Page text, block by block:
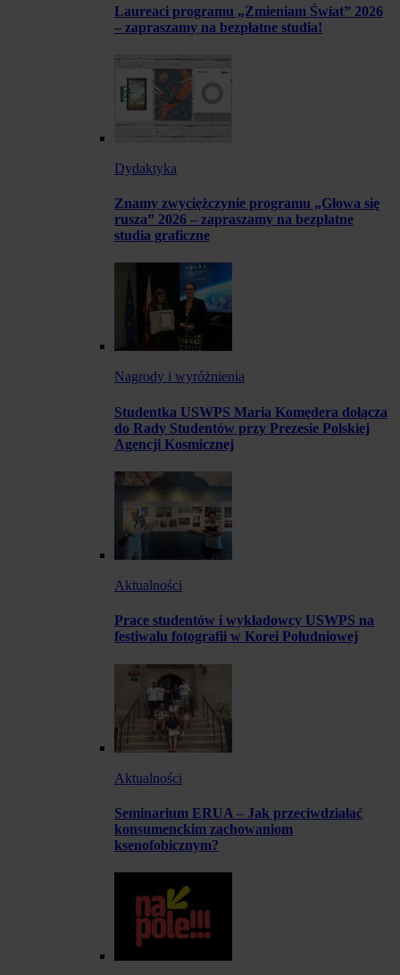
Laureaci programu „Zmieniam Świat” 2026
– zapraszamy na bezpłatne studia!
Dydaktyka
Znamy zwyciężczynie programu „Głowa się
rusza” 2026 – zapraszamy na bezpłatne
studia graficzne
Nagrody i wyróżnienia
Studentka USWPS Maria Komędera dołącza
do Rady Studentów przy Prezesie Polskiej
Agencji Kosmicznej
Aktualności
Prace studentów i wykładowcy USWPS na
festiwalu fotografii w Korei Południowej
Aktualności
Seminarium ERUA – Jak przeciwdziałać
konsumenckim zachowaniom
ksenofobicznym?